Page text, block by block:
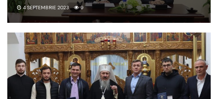
4 SEPTEMBRIE 2023 9